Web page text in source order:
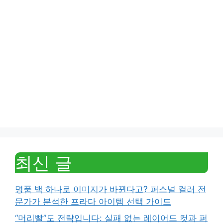
최신 글
명품 백 하나로 이미지가 바뀐다고? 퍼스널 컬러 전
문가가 분석한 프라다 아이템 선택 가이드
“머리빨”도 전략입니다: 실패 없는 레이어드 컷과 퍼